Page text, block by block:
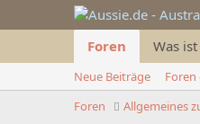
Foren Was
Neue Beiträge
Foren
Allgemeines